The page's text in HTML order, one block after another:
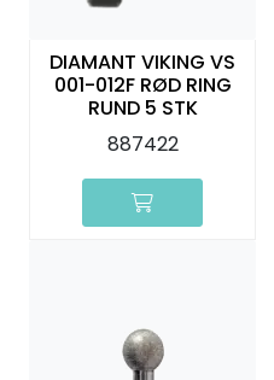
DIAMANT VIKING VS
001-012F RØD RING
RUND 5 STK
887422